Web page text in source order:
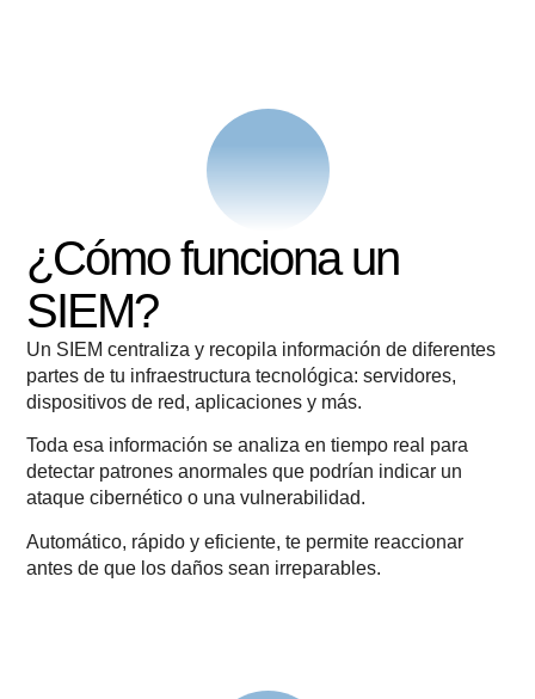
¿Cómo funciona un
SIEM?
Un SIEM centraliza y recopila información de diferentes
partes de tu infraestructura tecnológica: servidores,
dispositivos de red, aplicaciones y más.
Toda esa información se analiza en tiempo real para
detectar patrones anormales que podrían indicar un
ataque cibernético o una vulnerabilidad.
Automático, rápido y eficiente, te permite reaccionar
antes de que los daños sean irreparables.